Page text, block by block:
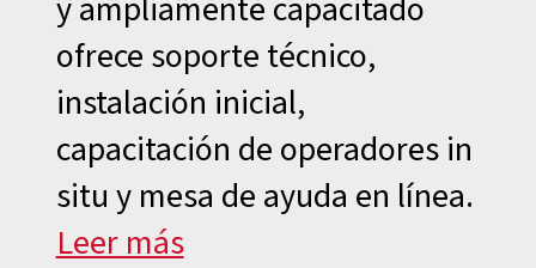
ofrece soporte técnico,
instalación inicial,
capacitación de operadores in
situ y mesa de ayuda en línea.
Leer más